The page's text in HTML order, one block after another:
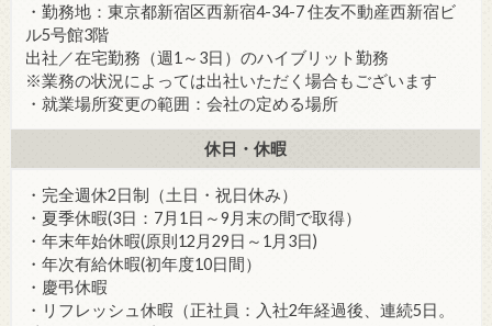
・勤務地：東京都新宿区西新宿4-34-7 住友不動産西新宿ビ
ル5号館3階
出社／在宅勤務（週1～3日）のハイブリット勤務
※業務の状況によっては出社いただく場合もございます
・就業場所変更の範囲：会社の定める場所
休日・休暇
・完全週休2日制（土日・祝日休み）
・夏季休暇(3日：7月1日～9月末の間で取得）
・年末年始休暇(原則12月29日～1月3日)
・年次有給休暇(初年度10日間）
・慶弔休暇
・リフレッシュ休暇（正社員：入社2年経過後、連続5日。